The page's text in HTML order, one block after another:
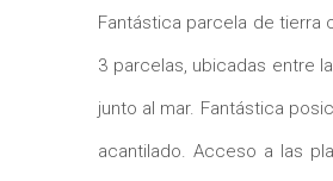
Fantástica parcela de tierra
3 parcelas, ubicadas entre
junto al mar. Fantástica
acantilado. Acceso a las